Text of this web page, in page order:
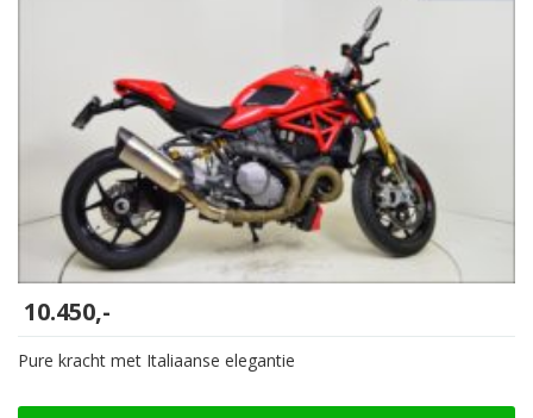
10.450,-
Pure kracht met Italiaanse elegantie